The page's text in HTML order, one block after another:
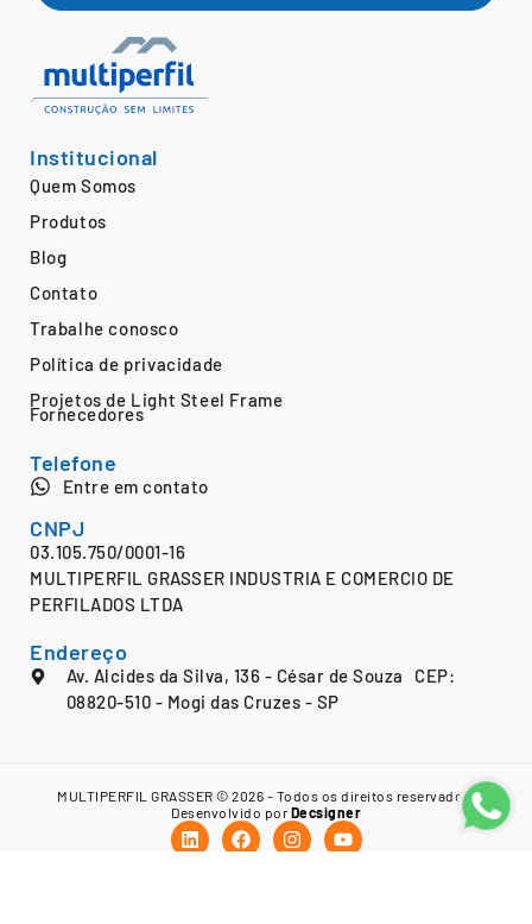
Institucional
Quem Somos
Produtos
Blog
Contato
Trabalhe conosco
Política de privacidade
Projetos de Light Steel Frame
Fornecedores
Telefone
Entre em contato
CNPJ
03.105.750/0001-16
MULTIPERFIL GRASSER INDUSTRIA E COMERCIO DE
PERFILADOS LTDA
Endereço
Av. Alcides da Silva, 136 - César de Souza CEP:
08820-510 - Mogi das Cruzes - SP
MULTIPERFIL GRASSER © 2026 - Todos os direitos reservados.
Desenvolvido por Decsigner